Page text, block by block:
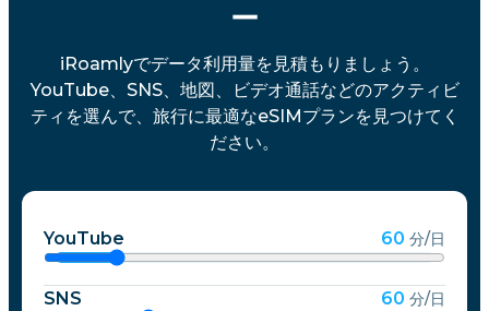
ー
iRoamlyでデータ利用量を見積もりましょう。
YouTube、SNS、地図、ビデオ通話などのアクティビ
ティを選んで、旅行に最適なeSIMプランを見つけてく
ださい。
YouTube 60 分/日
SNS 60 分/日